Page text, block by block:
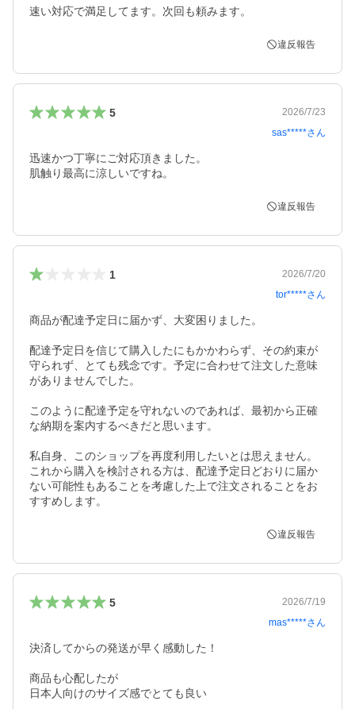
速い対応で満足してます。次回も頼みます。
違反報告
5
2026/7/23
sas*****さん
迅速かつ丁寧にご対応頂きました。
肌触り最高に涼しいですね。
違反報告
1
2026/7/20
tor*****さん
商品が配達予定日に届かず、大変困りました。
配達予定日を信じて購入したにもかかわらず、その約束が
守られず、とても残念です。予定に合わせて注文した意味
がありませんでした。
このように配達予定を守れないのであれば、最初から正確
な納期を案内するべきだと思います。
私自身、このショップを再度利用したいとは思えません。
これから購入を検討される方は、配達予定日どおりに届か
ない可能性もあることを考慮した上で注文されることをお
すすめします。
違反報告
5
2026/7/19
mas*****さん
決済してからの発送が早く感動した！
商品も心配したが
日本人向けのサイズ感でとても良い